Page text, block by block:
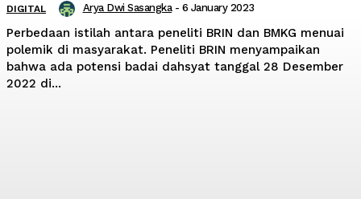
DIGITAL Arya Dwi Sasangka - 6 January 2023
Perbedaan istilah antara peneliti BRIN dan BMKG menuai
polemik di masyarakat. Peneliti BRIN menyampaikan
bahwa ada potensi badai dahsyat tanggal 28 Desember
2022 di...